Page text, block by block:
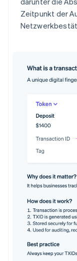
Zeitpunkt der